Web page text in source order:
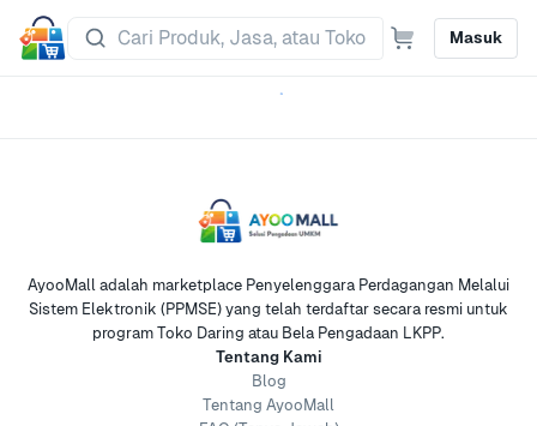
Masuk
AyooMall adalah marketplace Penyelenggara Perdagangan Melalui
Sistem Elektronik (PPMSE) yang telah terdaftar secara resmi untuk
program Toko Daring atau Bela Pengadaan LKPP.
Tentang Kami
Blog
Tentang AyooMall